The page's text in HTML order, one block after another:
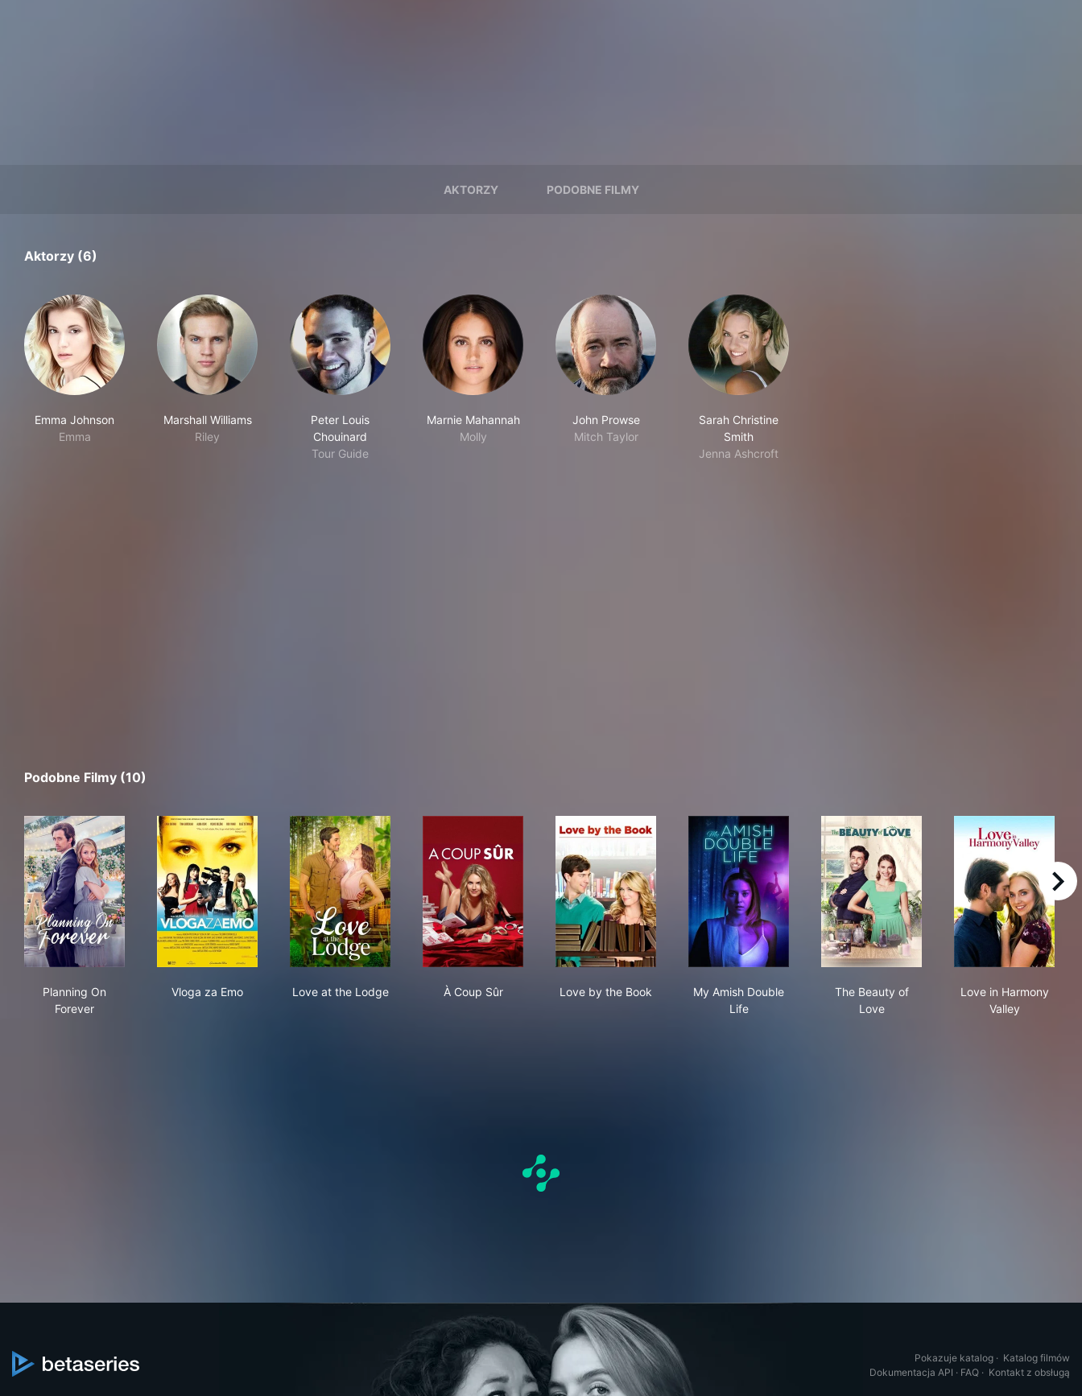
AKTORZY PODOBNE FILMY
Aktorzy (6)
Emma Johnson
Emma
Marshall Williams
Riley
Peter Louis
Chouinard
Tour Guide
Marnie Mahannah
Molly
John Prowse
Mitch Taylor
Sarah Christine
Smith
Jenna Ashcroft
Podobne Filmy (10)
Planning On
Forever
Vloga za Emo
Love at the Lodge
À Coup Sûr
Love by the Book
My Amish Double
Life
The Beauty of
Love
Love in Harmony
Valley
right
Pokazuje katalog · Katalog filmów
Dokumentacja API · FAQ · Kontakt z obsługą